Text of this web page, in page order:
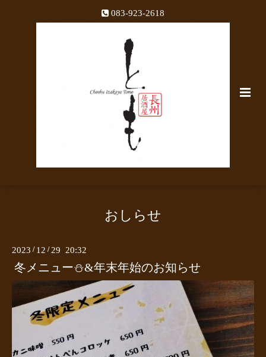
083-923-2618
おしらせ
2023 / 12 / 29 20:32
冬メニュー⛄️&年末年始のお知らせ